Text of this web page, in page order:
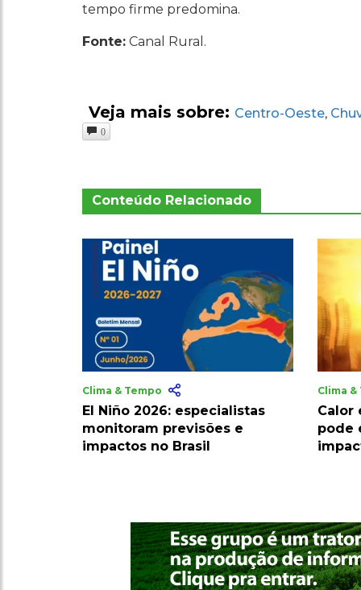
tempo firme predomina.
Fonte: Canal Rural.
Veja mais sobre: Centro-Oeste,
0
Conteúdo Relacionado
Clima & Tempo
El Niño 2026: especialistas
monitoram previsões e
impactos no Brasil
Clima
Calor
pode